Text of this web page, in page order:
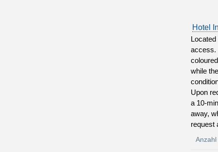
Hotel
access.
while
Upon
a 10-
away,
request